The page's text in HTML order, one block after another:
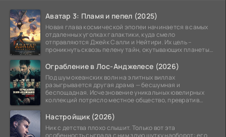
Аватар 3: Пламя и пепел (2025)
Новая глава космической эпопеи начинается в самых
отдаленных уголках галактики, куда смело
отправляются Джейк Салли и Нейтири. Их цель –
проникнуть сквозь пелену тайн, окутывающих планеты
Ограбление в Лос-Анджелесе (2026)
Под шум океанских волн на элитных виллах
разыгрывается другая драма — бесшумная и
беспощадная. Исчезновение уникальных ювелирных
коллекций потрясло местное общество, превратив
Настройщик (2026)
Ник с детства плохо слышит. Только вот эта
особенность сыграла с ним злую шутку наоборот: его